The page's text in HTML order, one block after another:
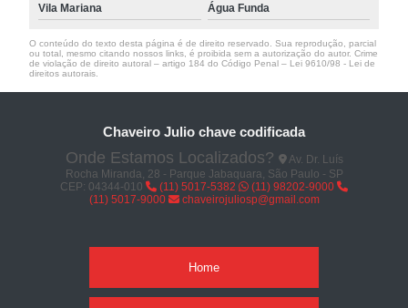
Vila Mariana Água Funda
O conteúdo do texto desta página é de direito reservado. Sua reprodução, parcial
ou total, mesmo citando nossos links, é proibida sem a autorização do autor. Crime
de violação de direito autoral – artigo 184 do Código Penal – Lei 9610/98 - Lei de
direitos autorais
Chaveiro Julio chave codificada
Onde Estamos Localizados?
Av. Dr. Luís
Rocha Miranda, 28 - Parque Jabaquara, São Paulo - SP
CEP: 04344-010
(11) 5017-5382
(11) 98202-9000
(11) 5017-9000
chaveirojuliosp@gmail.com
Home